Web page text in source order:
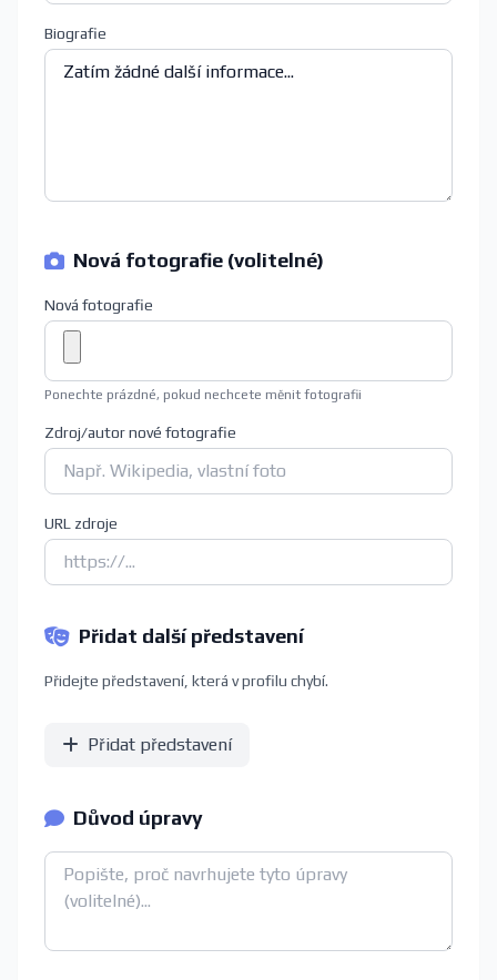
Biografie
Nová fotografie (volitelné)
Nová fotografie
Ponechte prázdné, pokud nechcete měnit fotografii
Zdroj/autor nové fotografie
URL zdroje
Přidat další představení
Přidejte představení, která v profilu chybí.
Přidat představení
Důvod úpravy